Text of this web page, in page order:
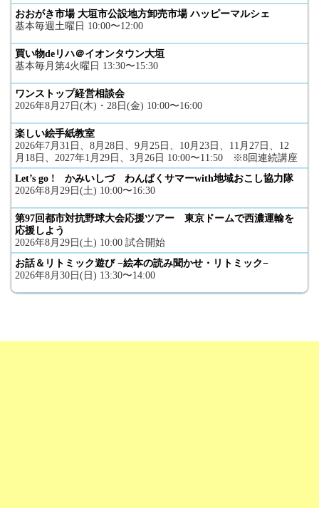
おおがき市場 大垣市公設地方卸売市場 ハッピーマルシェ
基本毎週土曜日 10:00〜12:00
買い物deリハ＠イオンタウン大垣
基本毎月第4火曜日 13:30〜15:30
ワンストップ経営相談会
2026年8月27日(木)・28日(金) 10:00〜16:00
楽しい絵手紙教室
2026年7月31日、8月28日、9月25日、10月23日、11月27日、12
月18日、2027年1月29日、3月26日 10:00〜11:50 ※8回連続講座
Let’s go ! かみいしづ わんぱくサマーwith地域おこし協力隊
2026年8月29日(土) 10:00〜16:30
第97回都市対抗野球大会応援ツアー 東京ドームで西濃運輸を
応援しよう
2026年8月29日(土) 10:00 試合開始
お話＆リトミック遊び −絵本の読み聞かせ・リトミック−
2026年8月30日(日) 13:30〜14:00